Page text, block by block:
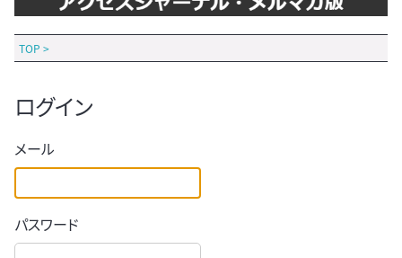
TOP >
ログイン
メール
パスワード